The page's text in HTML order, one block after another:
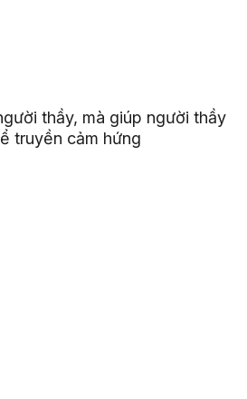
thầy, mà giúp người thầy
truyền cảm hứng